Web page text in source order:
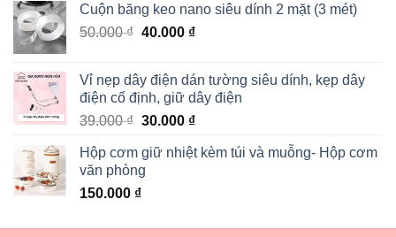
Cuộn băng keo nano siêu dính 2 mặt (3 mét)
50.000₫ 40.000 ₫
Vỉ nẹp dây điện dán tường siêu dính, kẹp dây
điện cố định, giữ dây điện
39.000₫ 30.000 ₫
Hộp cơm giữ nhiệt kèm túi và muỗng- Hộp cơm
văn phòng
150.000 ₫